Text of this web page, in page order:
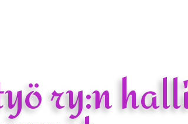
ry:n